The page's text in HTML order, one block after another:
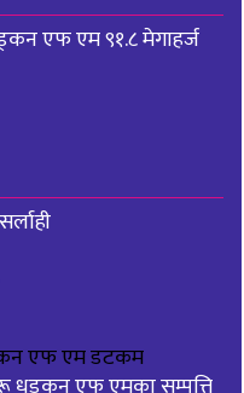
एफ एम ९१.८ मेगाहर्ज
एफ एम डटकम